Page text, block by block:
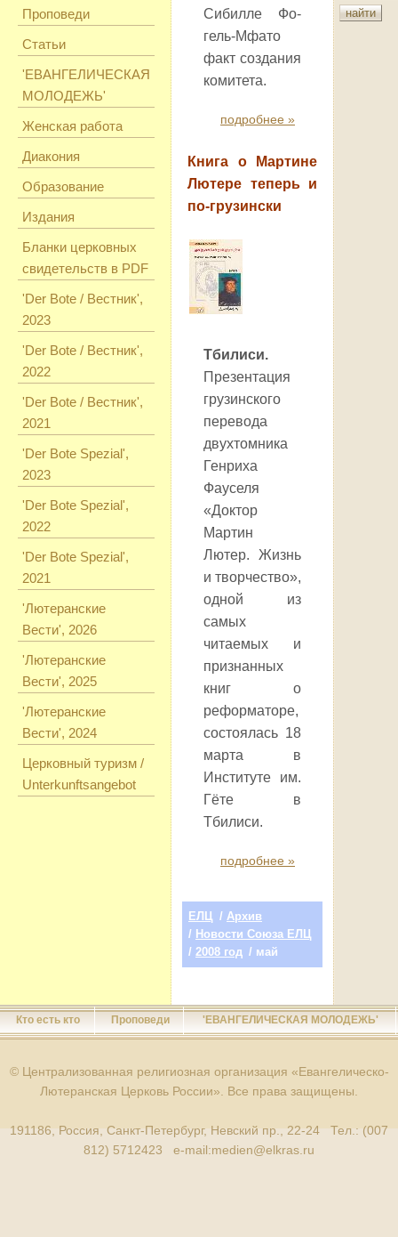
Проповеди
Статьи
'ЕВАНГЕЛИЧЕСКАЯ
МОЛОДЕЖЬ'
Женская работа
Диакония
Образование
Издания
Бланки церковных
свидетельств в PDF
'Der Bote / Вестник',
2023
'Der Bote / Вестник',
2022
'Der Bote / Вестник',
2021
'Der Bote Spezial',
2023
'Der Bote Spezial',
2022
'Der Bote Spezial',
2021
'Лютеранские
Вести', 2026
'Лютеранские
Вести', 2025
'Лютеранские
Вести', 2024
Церковный туризм /
Unterkunftsangebot
Сибилле Фо­
гель-Мфато
факт создания
комитета.
подробнее »
Книга о Мартине
Лютере теперь и
по-грузински
Тбилиси.
Презентация
грузинского
перевода
двухтомника
Генриха
Фауселя
«Доктор
Мартин
Лютер. Жизнь
и творчество»,
одной из
самых
читаемых и
признанных
книг о
реформаторе,
состоялась 18
марта в
Институте им.
Гёте в
Тбилиси.
подробнее »
ЕЛЦ / Архив
/ Новости Союза ЕЛЦ
/ 2008 год / май
Кто есть кто Проповеди 'ЕВАНГЕЛИЧЕСКАЯ МОЛОДЕЖЬ'
© Централизованная религиозная организация «Евангелическо-
Лютеранская Церковь России». Все права защищены.
191186, Россия, Санкт-Петербург, Невский пр., 22-24 Тел.: (007
812) 5712423 e-mail:medien@elkras.ru